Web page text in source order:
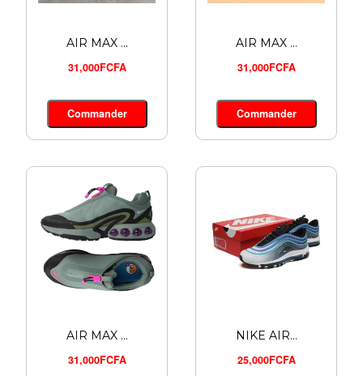
Commander
AIR MAX ...
31,000FCFA
Commander
AIR MAX ...
31,000FCFA
Commander
AIR MAX ...
31,000FCFA
NIKE AIR...
25,000FCFA